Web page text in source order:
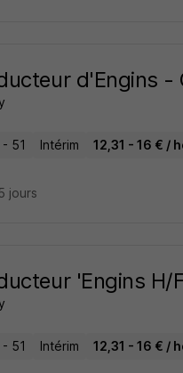
d'Engins -
- 51 Intérim 12,31 - 16 € /
jours
'Engins H/
- 51 Intérim 12,31 - 16 € /